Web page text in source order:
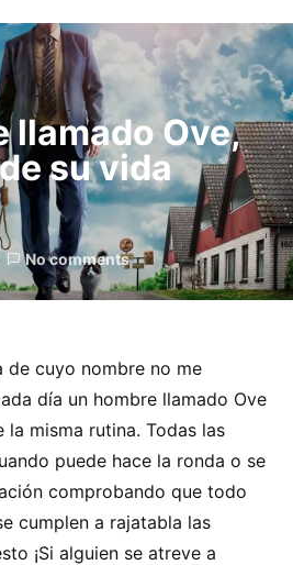
llamado Ove,
su vida
No comments
de cuyo nombre no me
día un hombre llamado Ove
la misma rutina. Todas las
puede hace la ronda o se
comprobando que todo
cumplen a rajatabla las
¡Si alguien se atreve a